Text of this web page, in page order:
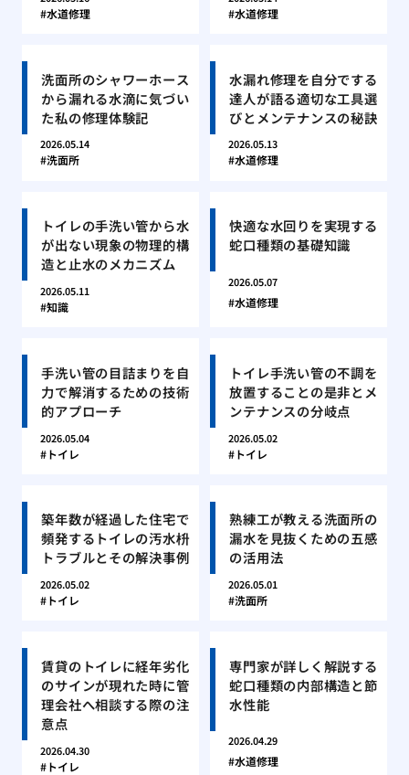
水道修理 水道修理
洗面所のシャワーホース
から漏れる水滴に気づい
た私の修理体験記
2026.05.14
洗面所
水漏れ修理を自分でする
達人が語る適切な工具選
びとメンテナンスの秘訣
2026.05.13
水道修理
トイレの手洗い管から水
が出ない現象の物理的構
造と止水のメカニズム
2026.05.11
知識
快適な水回りを実現する
蛇口種類の基礎知識
2026.05.07
水道修理
手洗い管の目詰まりを自
力で解消するための技術
的アプローチ
2026.05.04
トイレ
トイレ手洗い管の不調を
放置することの是非とメ
ンテナンスの分岐点
2026.05.02
トイレ
築年数が経過した住宅で
頻発するトイレの汚水枡
トラブルとその解決事例
2026.05.02
トイレ
熟練工が教える洗面所の
漏水を見抜くための五感
の活用法
2026.05.01
洗面所
賃貸のトイレに経年劣化
のサインが現れた時に管
理会社へ相談する際の注
意点
2026.04.30
トイレ
専門家が詳しく解説する
蛇口種類の内部構造と節
水性能
2026.04.29
水道修理